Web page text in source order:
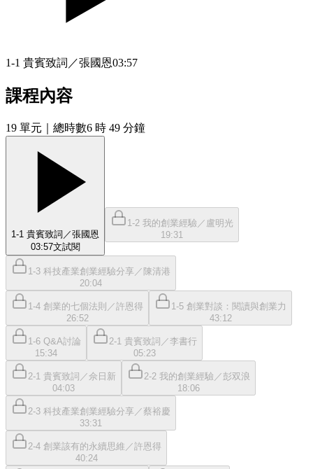
1-1 貴賓致詞／張國恩03:57
課程內容
19 單元 ｜總時數6 時 49 分鐘
1-1 貴賓致詞／張國恩
03:57文試閱
1-2 我的創業經驗／盧明光
19:31
1-3 科技產業創業經驗分享／陳清港
20:04
1-4 創業的七個法則／許恩得
26:52
1-5 創業對談：閱讀與創業力
43:12
1-6 Q&A討論
15:34
2-1 貴賓致詞／李書行
05:23
2-1 貴賓致詞／佘日新
04:03
2-2 我的創業經驗／彭双浪
18:06
2-3 科技產業創業經驗分享／蔡裕慶
33:31
2-4 創業該有的永續思維／許恩得
40:24